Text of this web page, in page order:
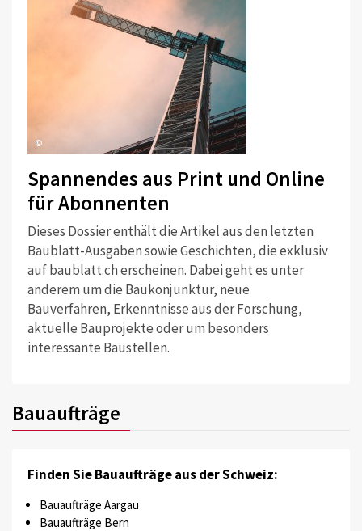
©
Spannendes aus Print und Online
für Abonnenten
Dieses Dossier enthält die Artikel aus den letzten
Baublatt-Ausgaben sowie Geschichten, die exklusiv
auf baublatt.ch erscheinen. Dabei geht es unter
anderem um die Baukonjunktur, neue
Bauverfahren, Erkenntnisse aus der Forschung,
aktuelle Bauprojekte oder um besonders
interessante Baustellen.
Bauaufträge
Finden Sie Bauaufträge aus der Schweiz:
Bauaufträge Aargau
Bauaufträge Bern